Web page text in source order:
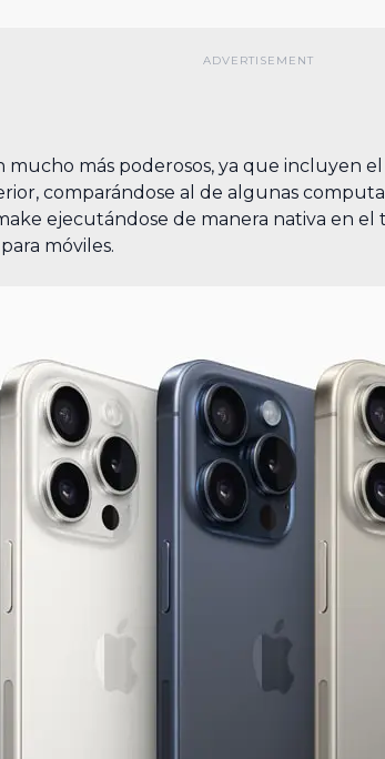
mucho más poderosos, ya que incluyen
comparándose al de algunas
ejecutándose de manera nativa en
móviles.